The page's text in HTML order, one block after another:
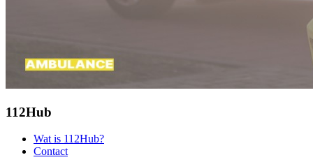
112Hub
Wat is 112Hub?
Contact